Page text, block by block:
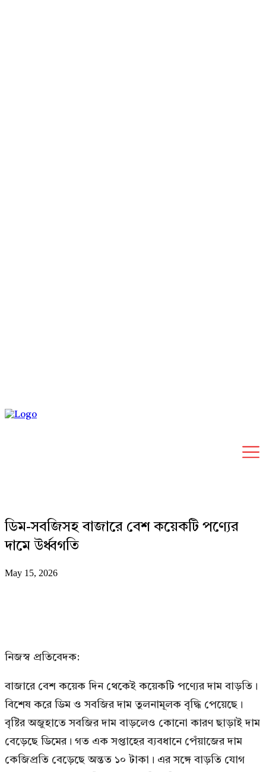
ডিম-সবজিসহ বাজারে বেশ কয়েকটি পণ্যের
দামে উর্ধ্বগতি
May 15, 2026
নিজস্ব প্রতিবেদক:
বাজারে বেশ কয়েক দিন থেকেই কয়েকটি পণ্যের দাম বাড়তি।
বিশেষ করে ডিম ও সবজির দাম তুলনামূলক বৃদ্ধি পেয়েছে।
বৃষ্টির অজুহাতে সবজির দাম বাড়লেও কোনো কারণ ছাড়াই দাম
বেড়েছে ডিমের। গত এক সপ্তাহের ব্যবধানে পেঁয়াজের দাম
কেজিপ্রতি বেড়েছে অন্তত ১০ টাকা। এর সঙ্গে বাড়তি যোগ